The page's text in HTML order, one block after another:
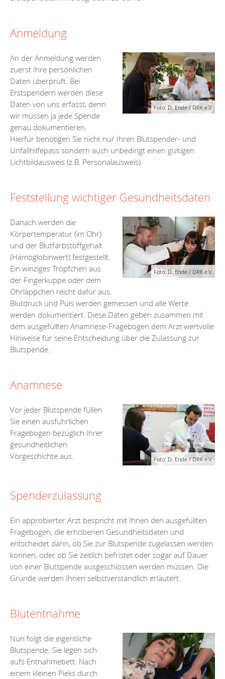
Anmeldung
Foto: D. Ende / DRK e.V.
An der Anmeldung werden
zuerst Ihre persönlichen
Daten überprüft. Bei
Erstspendern werden diese
Daten von uns erfasst, denn
wir müssen ja jede Spende
genau dokumentieren.
Hierfür benötigen Sie nicht nur Ihren Blutspender- und
Unfallhilfepass sondern auch unbedingt einen gültigen
Lichtbildausweis (z.B. Personalausweis).
Feststellung wichtiger Gesundheitsdaten
Foto: D. Ende / DRK e.V.
Danach werden die
Körpertemperatur (im Ohr)
und der Blutfarbstoffgehalt
(Hämoglobinwert) festgestellt.
Ein winziges Tröpfchen aus
der Fingerkuppe oder dem
Ohrläppchen reicht dafür aus.
Blutdruck und Puls werden gemessen und alle Werte
werden dokumentiert. Diese Daten geben zusammen mit
dem ausgefüllten Anamnese-Fragebogen dem Arzt wertvolle
Hinweise für seine Entscheidung über die Zulassung zur
Blutspende.
Anamnese
Foto: D. Ende / DRK e.V.
Vor jeder Blutspende füllen
Sie einen ausführlichen
Fragebogen bezüglich Ihrer
gesundheitlichen
Vorgeschichte aus.
Spenderzulassung
Ein approbierter Arzt bespricht mit Ihnen den ausgefüllten
Fragebogen, die erhobenen Gesundheitsdaten und
entscheidet dann, ob Sie zur Blutspende zugelassen werden
können, oder ob Sie zeitlich befristet oder sogar auf Dauer
von einer Blutspende ausgeschlossen werden müssen. Die
Gründe werden Ihnen selbstverständlich erläutert.
Blutentnahme
Nun folgt die eigentliche
Blutspende. Sie legen sich
aufs Entnahmebett. Nach
einem kleinen Pieks durch